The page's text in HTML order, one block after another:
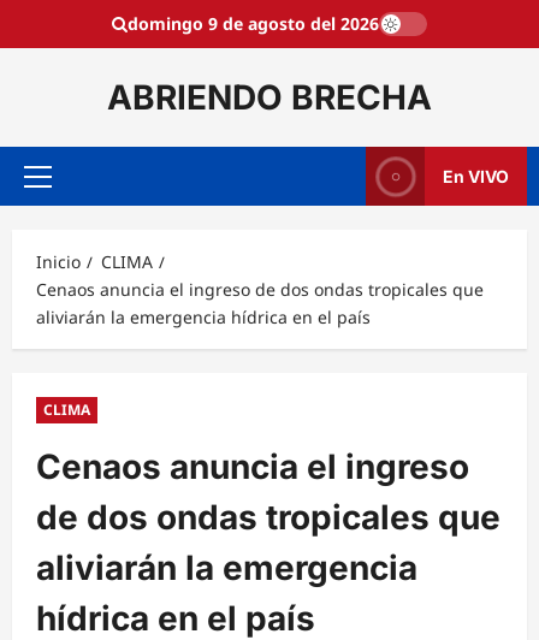
domingo 9 de agosto del 2026
ABRIENDO BRECHA
Menú
En VIVO
Inicio
CLIMA
Cenaos anuncia el ingreso de dos ondas tropicales que
aliviarán la emergencia hídrica en el país
CLIMA
Cenaos anuncia el ingreso
de dos ondas tropicales que
aliviarán la emergencia
hídrica en el país